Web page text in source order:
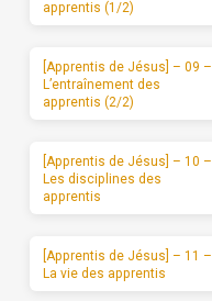
apprentis (1/2)
[Apprentis de Jésus] – 09 –
L’entraînement des
apprentis (2/2)
[Apprentis de Jésus] – 10 –
Les disciplines des
apprentis
[Apprentis de Jésus] – 11 –
La vie des apprentis